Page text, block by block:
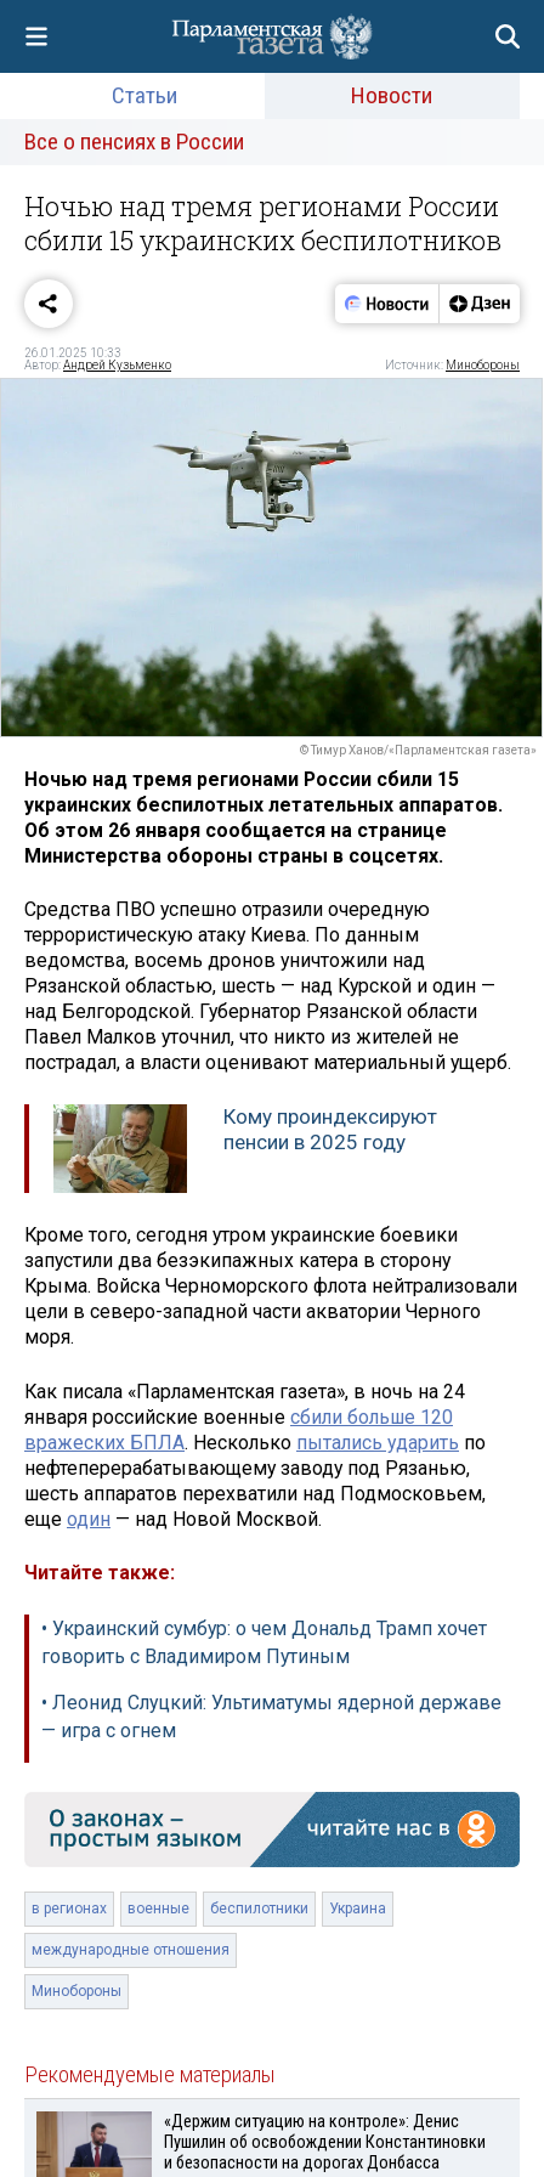
Статьи
Новости
Все о пенсиях в России
Ночью над тремя регионами России
сбили 15 украинских беспилотников
26.01.2025 10:33
Автор:Андрей Кузьменко Источник: Минобороны
© Тимур Ханов/«Парламентская газета»
Ночью над тремя регионами России сбили 15
украинских беспилотных летательных аппаратов.
Об этом 26 января сообщается на странице
Министерства обороны страны в соцсетях.
Средства ПВО успешно отразили очередную
террористическую атаку Киева. По данным
ведомства, восемь дронов уничтожили над
Рязанской областью, шесть — над Курской и один —
над Белгородской. Губернатор Рязанской области
Павел Малков уточнил, что никто из жителей не
пострадал, а власти оценивают материальный ущерб.
Кому проиндексируют
пенсии в 2025 году
Кроме того, сегодня утром украинские боевики
запустили два безэкипажных катера в сторону
Крыма. Войска Черноморского флота нейтрализовали
цели в северо-западной части акватории Черного
моря.
Как писала «Парламентская газета», в ночь на 24
января российские военные сбили больше 120
вражеских БПЛА. Несколько пытались ударить по
нефтеперерабатывающему заводу под Рязанью,
шесть аппаратов перехватили над Подмосковьем,
еще один — над Новой Москвой.
Читайте также:
• Украинский сумбур: о чем Дональд Трамп хочет
говорить с Владимиром Путиным
• Леонид Слуцкий: Ультиматумы ядерной державе
— игра с огнем
в регионах военные беспилотники Украина
международные отношения
Минобороны
Рекомендуемые материалы
«Держим ситуацию на контроле»: Денис
Пушилин об освобождении Константиновки
и безопасности на дорогах Донбасса